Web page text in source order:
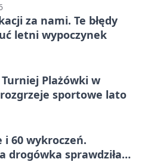
za nami. Te błędy
letni wypoczynek
Plażówki w
sportowe lato
60 wykroczeń.
drogówka sprawdziła